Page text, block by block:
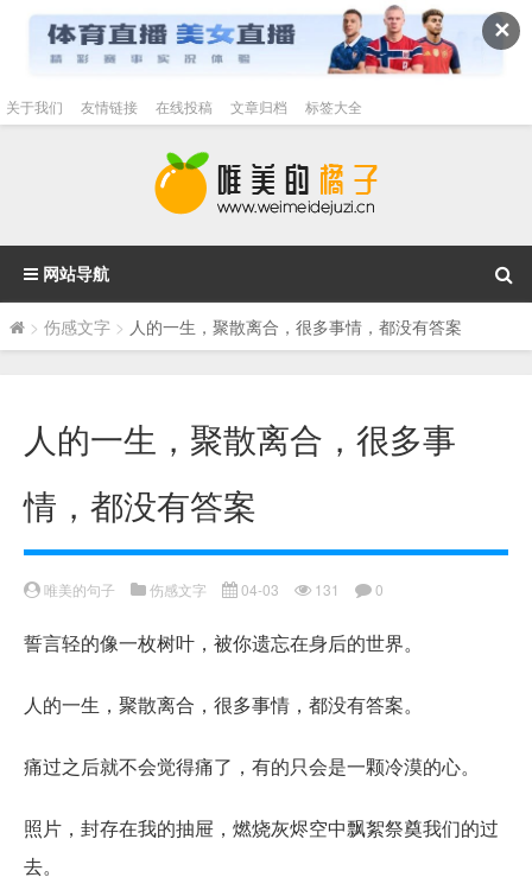
✕
关于我们 友情链接 在线投稿 文章归档 标签大全
网站导航
> 伤感文字 > 人的一生，聚散离合，很多事情，都没有答案
人的一生，聚散离合，很多事
情，都没有答案
唯美的句子 伤感文字 04-03 131 0
誓言轻的像一枚树叶，被你遗忘在身后的世界。
人的一生，聚散离合，很多事情，都没有答案。
痛过之后就不会觉得痛了，有的只会是一颗冷漠的心。
照片，封存在我的抽屉，燃烧灰烬空中飘絮祭奠我们的过
去。